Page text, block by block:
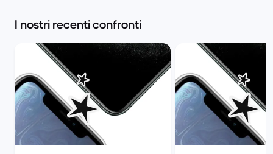
I nostri recenti confronti